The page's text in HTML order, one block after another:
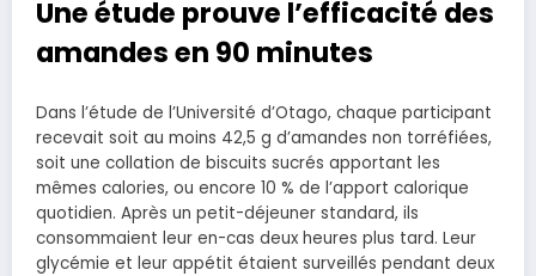
Une étude prouve l’efficacité des
amandes en 90 minutes
Dans l’étude de l’Université d’Otago, chaque participant
recevait soit au moins 42,5 g d’amandes non torréfiées,
soit une collation de biscuits sucrés apportant les
mêmes calories, ou encore 10 % de l’apport calorique
quotidien. Après un petit-déjeuner standard, ils
consommaient leur en-cas deux heures plus tard. Leur
glycémie et leur appétit étaient surveillés pendant deux